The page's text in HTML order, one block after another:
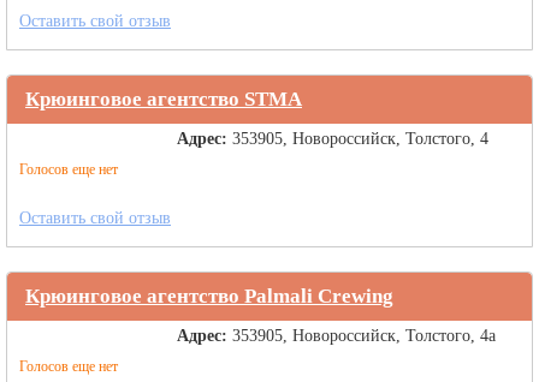
Оставить свой отзыв
Крюинговое агентство STMA
Голосов еще нет
Адрес: 353905, Новороссийск, Толстого, 4
Оставить свой отзыв
Крюинговое агентство Palmali Crewing
Голосов еще нет
Адрес: 353905, Новороссийск, Толстого, 4а